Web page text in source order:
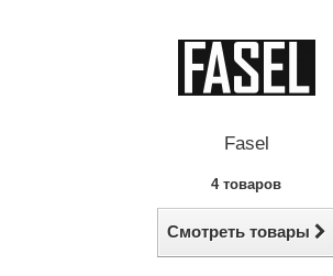
Fasel
4 товаров
Смотреть товары